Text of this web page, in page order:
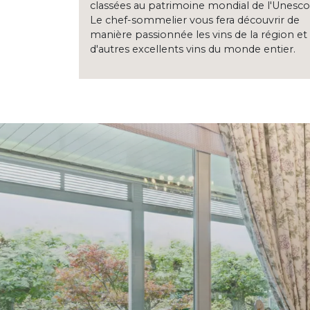
classées au patrimoine mondial de
Le chef-sommelier vous fera découvrir de
manière passionnée les vins de la région et
d'autres excellents vins du monde entier.